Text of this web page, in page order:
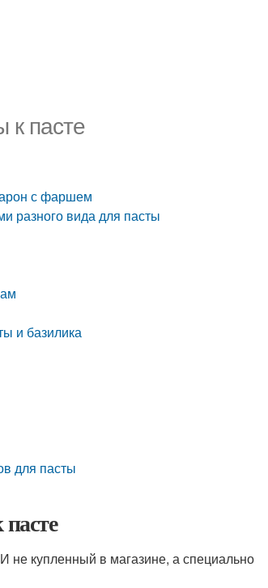
к пасте
с фаршем
разного вида для пасты
и базилика
для пасты
не купленный в магазине, а специально